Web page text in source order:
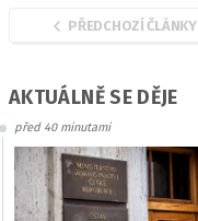
PŘEDCHOZÍ ČLÁNKY
AKTUÁLNĚ SE DĚJE
před 40 minutami